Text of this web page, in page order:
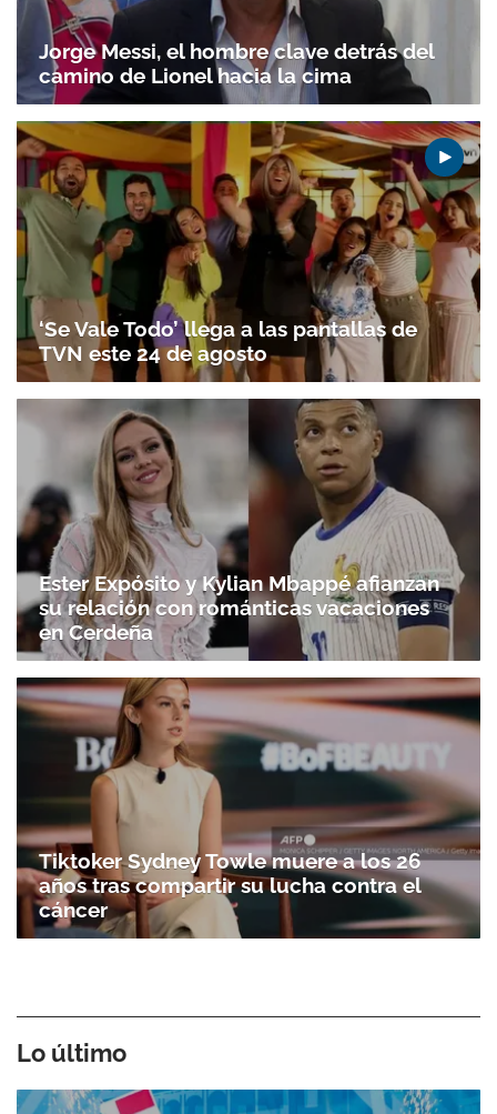
Jorge Messi, el hombre clave detrás del
camino de Lionel hacia la cima
‘Se Vale Todo’ llega a las pantallas de
TVN este 24 de agosto
Ester Expósito y Kylian Mbappé afianzan
su relación con románticas vacaciones
en Cerdeña
Tiktoker Sydney Towle muere a los 26
años tras compartir su lucha contra el
cáncer
Lo último